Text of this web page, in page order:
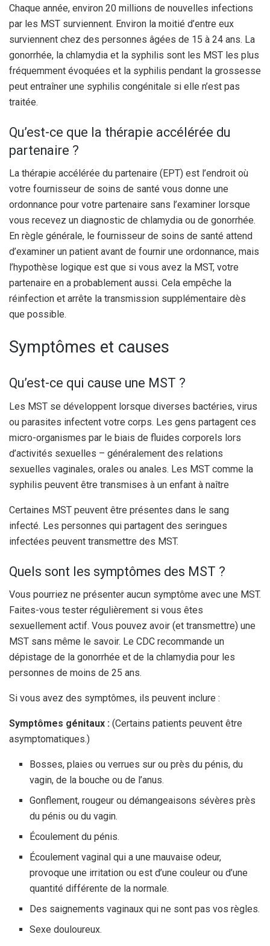
Chaque année, environ 20 millions de nouvelles infections
par les MST surviennent. Environ la moitié d’entre eux
surviennent chez des personnes âgées de 15 à 24 ans. La
gonorrhée, la chlamydia et la syphilis sont les MST les plus
fréquemment évoquées et la syphilis pendant la grossesse
peut entraîner une syphilis congénitale si elle n’est pas
traitée.
Qu’est-ce que la thérapie accélérée du
partenaire ?
La thérapie accélérée du partenaire (EPT) est l’endroit où
votre fournisseur de soins de santé vous donne une
ordonnance pour votre partenaire sans l’examiner lorsque
vous recevez un diagnostic de chlamydia ou de gonorrhée.
En règle générale, le fournisseur de soins de santé attend
d’examiner un patient avant de fournir une ordonnance, mais
l’hypothèse logique est que si vous avez la MST, votre
partenaire en a probablement aussi. Cela empêche la
réinfection et arrête la transmission supplémentaire dès
que possible.
Symptômes et causes
Qu’est-ce qui cause une MST ?
Les MST se développent lorsque diverses bactéries, virus
ou parasites infectent votre corps. Les gens partagent ces
micro-organismes par le biais de fluides corporels lors
d’activités sexuelles – généralement des relations
sexuelles vaginales, orales ou anales. Les MST comme la
syphilis peuvent être transmises à un enfant à naître
Certaines MST peuvent être présentes dans le sang
infecté. Les personnes qui partagent des seringues
infectées peuvent transmettre des MST.
Quels sont les symptômes des MST ?
Vous pourriez ne présenter aucun symptôme avec une MST.
Faites-vous tester régulièrement si vous êtes
sexuellement actif. Vous pouvez avoir (et transmettre) une
MST sans même le savoir. Le CDC recommande un
dépistage de la gonorrhée et de la chlamydia pour les
personnes de moins de 25 ans.
Si vous avez des symptômes, ils peuvent inclure :
Symptômes génitaux : (Certains patients peuvent être
asymptomatiques.)
Bosses, plaies ou verrues sur ou près du pénis, du
vagin, de la bouche ou de l’anus.
Gonflement, rougeur ou démangeaisons sévères près
du pénis ou du vagin.
Écoulement du pénis.
Écoulement vaginal qui a une mauvaise odeur,
provoque une irritation ou est d’une couleur ou d’une
quantité différente de la normale.
Des saignements vaginaux qui ne sont pas vos règles.
Sexe douloureux.